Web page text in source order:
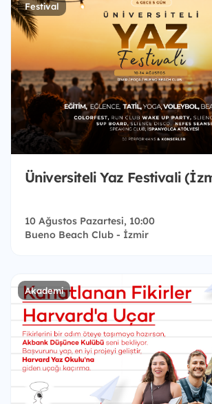
Festival
Üniversiteli Yaz Festivali
10 Ağustos Pazartesi, 10:00
Bueno Beach Club - İzmir
Akademi